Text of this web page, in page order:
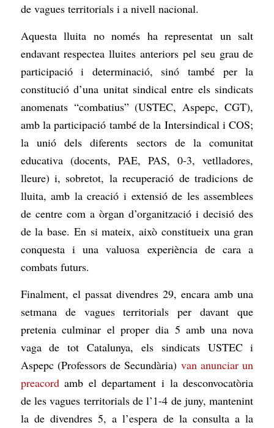
de vagues territorials i a nivell nacional.
Aquesta lluita no només ha representat un salt
endavant respectea lluites anteriors pel seu grau de
participació i determinació, sinó també per la
constitució d’una unitat sindical entre els sindicats
anomenats “combatius” (USTEC, Aspepc, CGT),
amb la participació també de la Intersindical i COS;
la unió dels diferents sectors de la comunitat
educativa (docents, PAE, PAS, 0-3, vetlladores,
lleure) i, sobretot, la recuperació de tradicions de
lluita, amb la creació i extensió de les assemblees
de centre com a òrgan d’organització i decisió des
de la base. En si mateix, això constitueix una gran
conquesta i una valuosa experiència de cara a
combats futurs.
Finalment, el passat divendres 29, encara amb una
setmana de vagues territorials per davant que
pretenia culminar el proper dia 5 amb una nova
vaga de tot Catalunya, els sindicats USTEC i
Aspepc (Professors de Secundària) van anunciar un
preacordamb el departament i la desconvocatòria
de les vagues territorials de l’1-4 de juny, mantenint
la de divendres 5, a l’espera de la consulta a la